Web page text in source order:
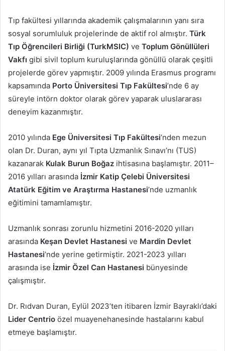
Tıp fakültesi yıllarında akademik çalışmalarının yanı sıra
sosyal sorumluluk projelerinde de aktif rol almıştır. Türk
Tıp Öğrencileri Birliği (TurkMSIC) ve Toplum Gönüllüleri
Vakfı gibi sivil toplum kuruluşlarında gönüllü olarak çeşitli
projelerde görev yapmıştır. 2009 yılında Erasmus programı
kapsamında Porto Üniversitesi Tıp Fakültesi’nde 6 ay
süreyle intörn doktor olarak görev yaparak uluslararası
deneyim kazanmıştır.
2010 yılında Ege Üniversitesi Tıp Fakültesi’nden mezun
olan Dr. Duran, aynı yıl Tıpta Uzmanlık Sınavı’nı (TUS)
kazanarak Kulak Burun Boğaz ihtisasına başlamıştır. 2011–
2016 yılları arasında İzmir Katip Çelebi Üniversitesi
Atatürk Eğitim ve Araştırma Hastanesi’nde uzmanlık
eğitimini tamamlamıştır.
Uzmanlık sonrası zorunlu hizmetini 2016-2020 yılları
arasında Keşan Devlet Hastanesi ve Mardin Devlet
Hastanesi’nde yerine getirmiştir. 2021-2023 yılları
arasında ise İzmir Özel Can Hastanesi bünyesinde
çalışmıştır.
Dr. Rıdvan Duran, Eylül 2023’ten itibaren İzmir Bayraklı’daki
Lider Centrio özel muayenehanesinde hastalarını kabul
etmeye başlamıştır.